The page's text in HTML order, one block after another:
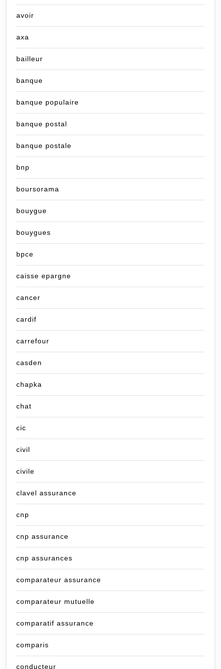
avoir
axa
bailleur
banque
banque populaire
banque postal
banque postale
bnp
boursorama
bouygue
bouygues
bpce
caisse epargne
cancer
cardif
carrefour
casden
chapka
chat
cic
civil
civile
clavel assurance
cnp
cnp assurance
cnp assurances
comparateur assurance
comparateur mutuelle
comparatif assurance
comparis
conducteur